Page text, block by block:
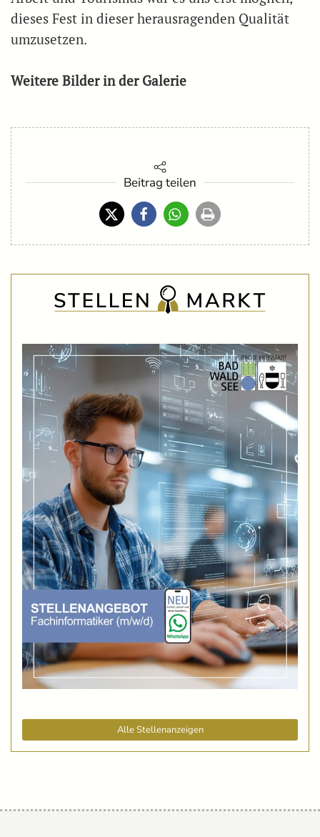
dieses Fest in dieser herausragenden Qualität
umzusetzen.
Weitere Bilder in der Galerie
Beitrag teilen
Alle Stellenanzeigen